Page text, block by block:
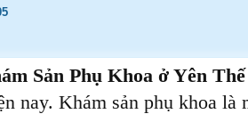
Sản Phụ Khoa ở Yên
nay. Khám sản phụ khoa